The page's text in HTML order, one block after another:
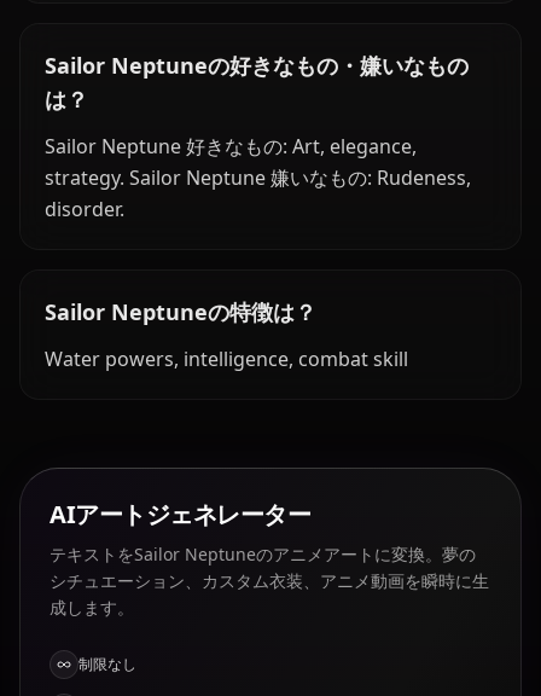
Sailor Neptuneの好きなもの・嫌いなもの
は？
Sailor Neptune 好きなもの: Art, elegance,
strategy. Sailor Neptune 嫌いなもの: Rudeness,
disorder.
Sailor Neptuneの特徴は？
Water powers, intelligence, combat skill
AIアートジェネレーター
テキストをSailor Neptuneのアニメアートに変換。夢の
シチュエーション、カスタム衣装、アニメ動画を瞬時に生
成します。
制限なし